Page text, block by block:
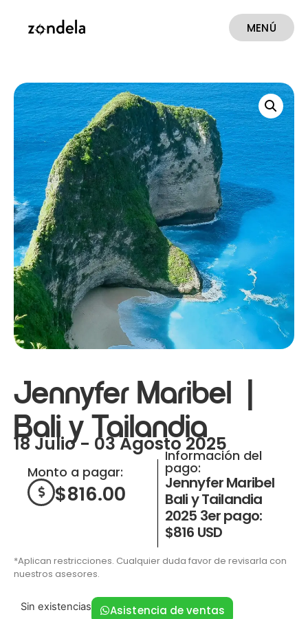
MENÚ
Jennyfer Maribel |
Bali y Tailandia
18 Julio - 03 Agosto 2025
Monto a pagar:
$816.00
Información del
pago:
Jennyfer Maribel
Bali y Tailandia
2025 3er pago:
$816 USD
*Aplican restricciones. Cualquier duda favor de revisarla con
nuestros asesores.
Sin existencias Asistencia de ventas